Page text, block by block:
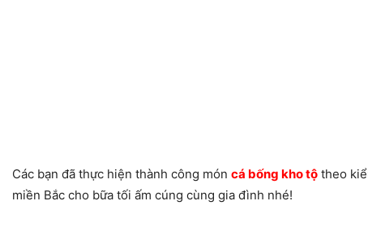
Các bạn đã thực hiện thành công món cá bống kho tộ theo
miền Bắc cho bữa tối ấm cúng cùng gia đình nhé!